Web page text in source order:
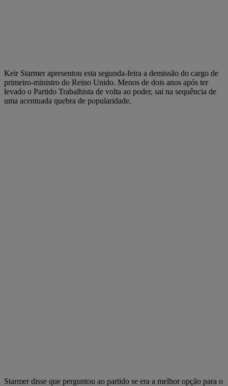
Keir Starmer apresentou esta segunda-feira a demissão do cargo de
primeiro-ministro do Reino Unido. Menos de dois anos após ter
levado o Partido Trabalhista de volta ao poder, sai na sequência de
uma acentuada quebra de popularidade.
Starmer disse que perguntou ao partido se era a melhor opção para o